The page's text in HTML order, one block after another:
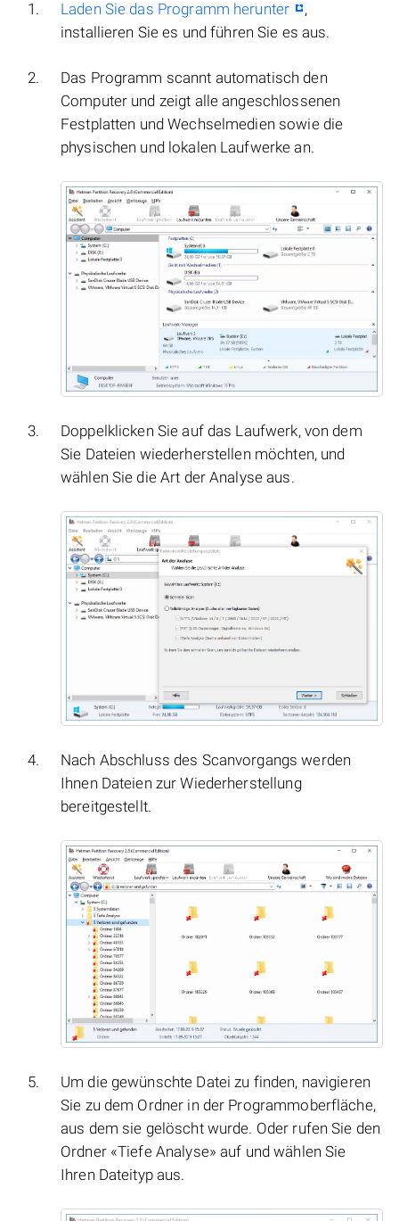
Laden Sie das Programm herunter
,
installieren Sie es und führen Sie es aus.
Das Programm scannt automatisch den
Computer und zeigt alle angeschlossenen
Festplatten und Wechselmedien sowie die
physischen und lokalen Laufwerke an.
Doppelklicken Sie auf das Laufwerk, von dem
Sie Dateien wiederherstellen möchten, und
wählen Sie die Art der Analyse aus.
Nach Abschluss des Scanvorgangs werden
Ihnen Dateien zur Wiederherstellung
bereitgestellt.
Um die gewünschte Datei zu finden, navigieren
Sie zu dem Ordner in der Programmoberfläche,
aus dem sie gelöscht wurde. Oder rufen Sie den
Ordner «Tiefe Analyse» auf und wählen Sie
Ihren Dateityp aus.